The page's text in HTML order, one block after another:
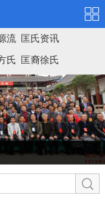
流 匡氏资讯
氏 匡裔徐氏